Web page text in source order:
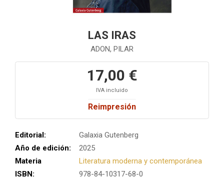
LAS IRAS
ADON, PILAR
17,00 €
IVA incluido
Reimpresión
Editorial:
Galaxia Gutenberg
Año de edición:
2025
Materia
Literatura moderna y contemporánea
ISBN:
978-84-10317-68-0